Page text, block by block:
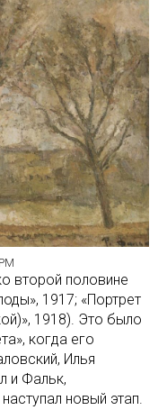
второй половине
1917; «Портрет
1918). Это было
когда его
Илья
и Фальк,
новый этап.